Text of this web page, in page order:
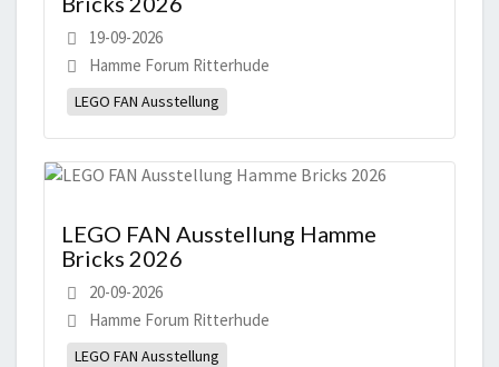
19-09-2026
Hamme Forum Ritterhude
LEGO FAN Ausstellung
LEGO FAN Ausstellung Hamme
Bricks 2026
20-09-2026
Hamme Forum Ritterhude
LEGO FAN Ausstellung